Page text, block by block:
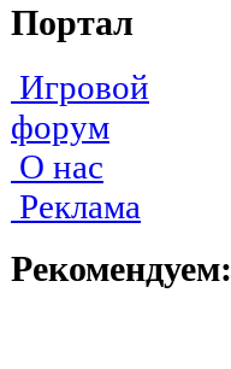
Портал
Игровой
форум
О нас
Реклама
Рекомендуем: